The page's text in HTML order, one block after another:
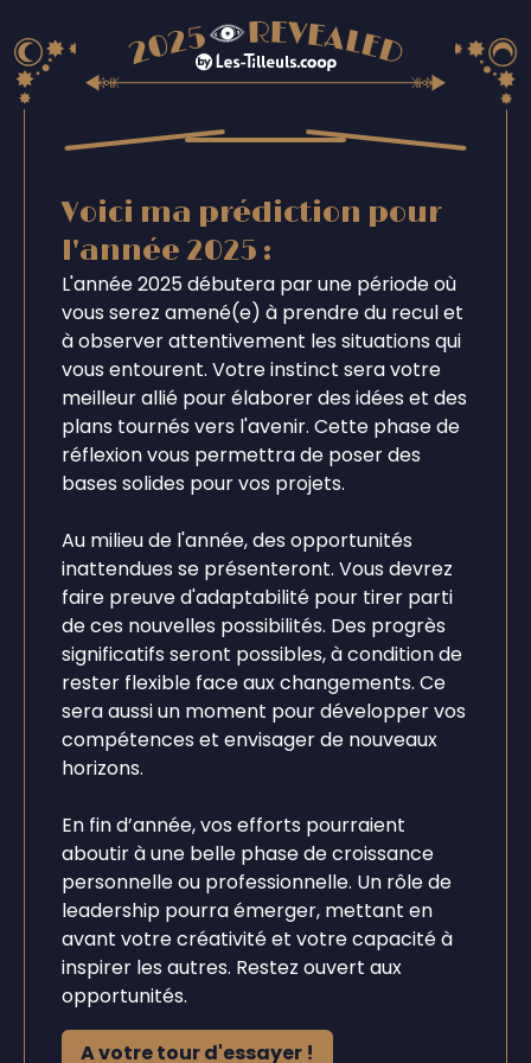
Voici ma prédiction pour
l'année 2025 :
L'année 2025 débutera par une période où
vous serez amené(e) à prendre du recul et
à observer attentivement les situations qui
vous entourent. Votre instinct sera votre
meilleur allié pour élaborer des idées et des
plans tournés vers l'avenir. Cette phase de
réflexion vous permettra de poser des
bases solides pour vos projets.
Au milieu de l'année, des opportunités
inattendues se présenteront. Vous devrez
faire preuve d'adaptabilité pour tirer parti
de ces nouvelles possibilités. Des progrès
significatifs seront possibles, à condition de
rester flexible face aux changements. Ce
sera aussi un moment pour développer vos
compétences et envisager de nouveaux
horizons.
En fin d’année, vos efforts pourraient
aboutir à une belle phase de croissance
personnelle ou professionnelle. Un rôle de
leadership pourra émerger, mettant en
avant votre créativité et votre capacité à
inspirer les autres. Restez ouvert aux
opportunités.
A votre tour d'essayer !